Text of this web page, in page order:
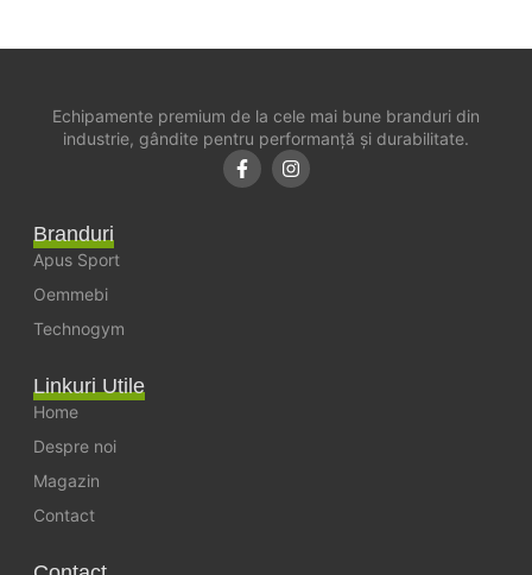
Echipamente premium de la cele mai bune branduri din
industrie, gândite pentru performanță și durabilitate.
Branduri
Apus Sport
Oemmebi
Technogym
Linkuri Utile
Home
Despre noi
Magazin
Contact